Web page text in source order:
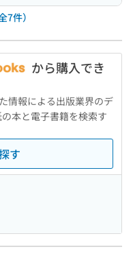
7件）
から購入でき
情報による出版業界のデ
本と電子書籍を検索す
す